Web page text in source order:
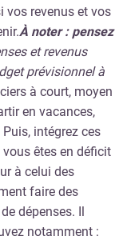
vos revenus et vos
À noter : pensez
et revenus
prévisionnel à
à court, moyen
en vacances,
intégrez ces
êtes en déficit
à celui des
faire des
dépenses. Il
notamment :